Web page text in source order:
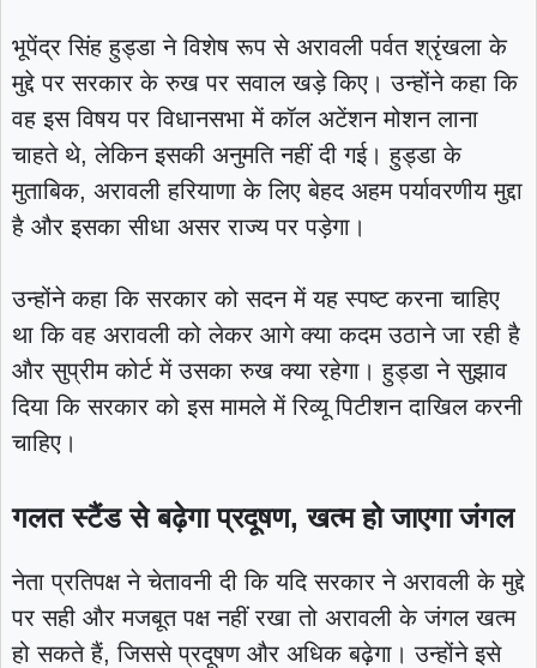
भूपेंद्र सिंह हुड्डा ने विशेष रूप से अरावली पर्वत श्रृंखला के
मुद्दे पर सरकार के रुख पर सवाल खड़े किए। उन्होंने कहा कि
वह इस विषय पर विधानसभा में कॉल अटेंशन मोशन लाना
चाहते थे, लेकिन इसकी अनुमति नहीं दी गई। हुड्डा के
मुताबिक, अरावली हरियाणा के लिए बेहद अहम पर्यावरणीय मुद्दा
है और इसका सीधा असर राज्य पर पड़ेगा।
उन्होंने कहा कि सरकार को सदन में यह स्पष्ट करना चाहिए
था कि वह अरावली को लेकर आगे क्या कदम उठाने जा रही है
और सुप्रीम कोर्ट में उसका रुख क्या रहेगा। हुड्डा ने सुझाव
दिया कि सरकार को इस मामले में रिव्यू पिटीशन दाखिल करनी
चाहिए।
गलत स्टैंड से बढ़ेगा प्रदूषण, खत्म हो जाएगा जंगल
नेता प्रतिपक्ष ने चेतावनी दी कि यदि सरकार ने अरावली के मुद्दे
पर सही और मजबूत पक्ष नहीं रखा तो अरावली के जंगल खत्म
हो सकते हैं, जिससे प्रदूषण और अधिक बढ़ेगा। उन्होंने इसे